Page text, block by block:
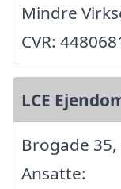
Mindre
CVR:
LCE
Brogade
Ansatte: